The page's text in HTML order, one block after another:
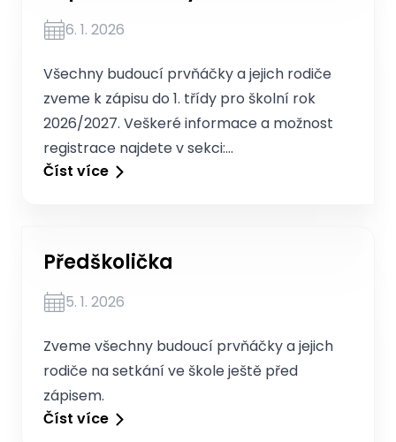
6. 1. 2026
Všechny budoucí prvňáčky a jejich rodiče
zveme k zápisu do 1. třídy pro školní rok
2026/2027. Veškeré informace a možnost
registrace najdete v sekci:…
Číst více
Předškolička
5. 1. 2026
Zveme všechny budoucí prvňáčky a jejich
rodiče na setkání ve škole ještě před
zápisem.
Číst více